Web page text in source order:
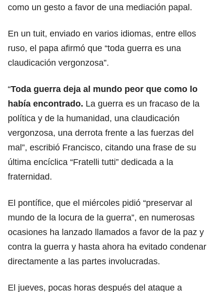
como un gesto a favor de una mediación papal.
En un tuit, enviado en varios idiomas, entre ellos
ruso, el papa afirmó que “toda guerra es una
claudicación vergonzosa”.
“Toda guerra deja al mundo peor que como lo
había encontrado. La guerra es un fracaso de la
política y de la humanidad, una claudicación
vergonzosa, una derrota frente a las fuerzas del
mal”, escribió Francisco, citando una frase de su
última encíclica “Fratelli tutti” dedicada a la
fraternidad.
El pontífice, que el miércoles pidió “preservar al
mundo de la locura de la guerra”, en numerosas
ocasiones ha lanzado llamados a favor de la paz y
contra la guerra y hasta ahora ha evitado condenar
directamente a las partes involucradas.
El jueves, pocas horas después del ataque a